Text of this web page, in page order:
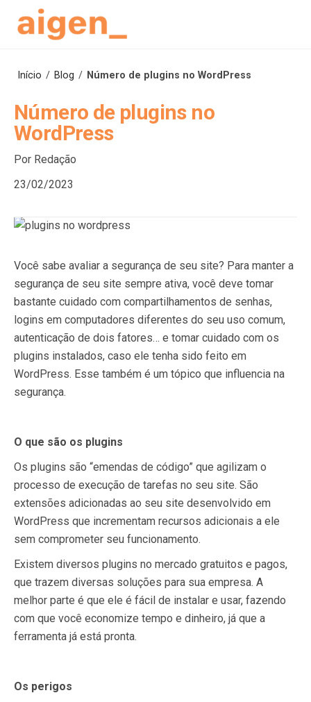
Início / Blog / Número de plugins no WordPress
Número de plugins no
WordPress
Por Redação
23/02/2023
Você sabe avaliar a segurança de seu site? Para manter a
segurança de seu site sempre ativa, você deve tomar
bastante cuidado com compartilhamentos de senhas,
logins em computadores diferentes do seu uso comum,
autenticação de dois fatores… e tomar cuidado com os
plugins instalados, caso ele tenha sido feito em
WordPress. Esse também é um tópico que influencia na
segurança.
O que são os plugins
Os plugins são “emendas de código” que agilizam o
processo de execução de tarefas no seu site. São
extensões adicionadas ao seu site desenvolvido em
WordPress que incrementam recursos adicionais a ele
sem comprometer seu funcionamento.
Existem diversos plugins no mercado gratuitos e pagos,
que trazem diversas soluções para sua empresa. A
melhor parte é que ele é fácil de instalar e usar, fazendo
com que você economize tempo e dinheiro, já que a
ferramenta já está pronta.
Os perigos